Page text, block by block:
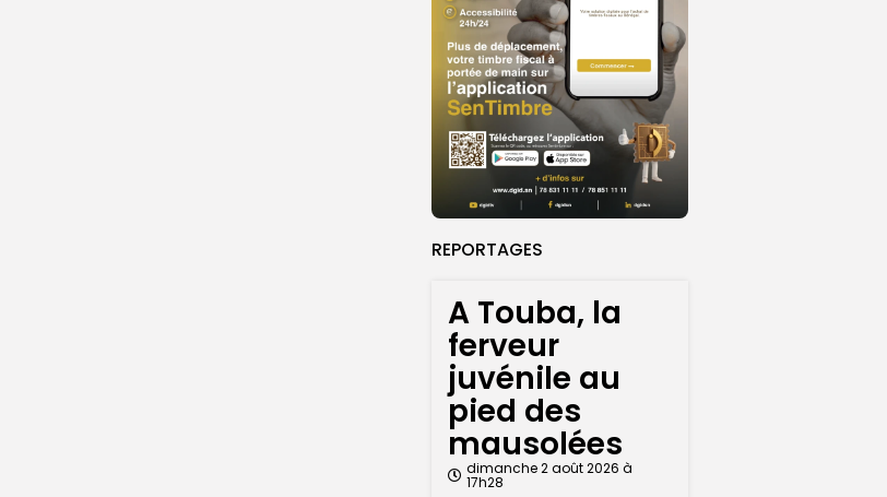
REPORTAGES
A Touba, la
ferveur
juvénile au
pied des
mausolées
dimanche 2 août 2026 à
17h28